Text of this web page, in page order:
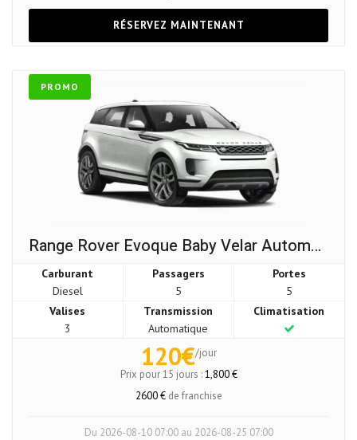
RÉSERVEZ MAINTENANT
PROMO
Range Rover Evoque Baby Velar Automatique
Carburant
Diesel
Passagers
5
Portes
5
Valises
3
Transmission
Automatique
Climatisation
120€/jour
Prix pour 15 jours :1,800 €
2600 € de franchise
Du 2026-08-10 07:00 au 2026-08-25 07:00